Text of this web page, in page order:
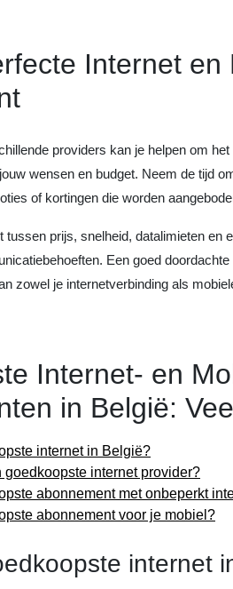
Internet en
providers kan je helpen om
wensen en budget. Neem de tijd
of kortingen die worden
tussen prijs, snelheid, datalimieten en
Een goed
zowel je internetverbinding als
Internet- en
in België:
internet in België?
goedkoopste internet provider?
abonnement met onbeperkt
abonnement voor je mobiel?
internet